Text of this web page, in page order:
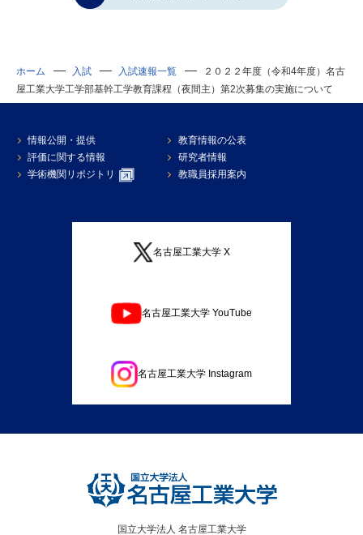
ホーム 入試 入試速報一覧
２０２２年度（令和4年度）名古
屋工業大学工学部基幹工学教育課程（夜間主）第2次募集の実施について
情報公開・提供
教育情報の公表
評価に関する情報
研究者情報
学術機関リポジトリ
教職員採用案内
名古屋工業大学 X
名古屋工業大学 YouTube
名古屋工業大学 Instagram
国立大学法人 名古屋工業大学